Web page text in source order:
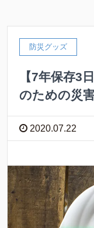
防災グッズ
【7年保存3
のための災
2020.07.22